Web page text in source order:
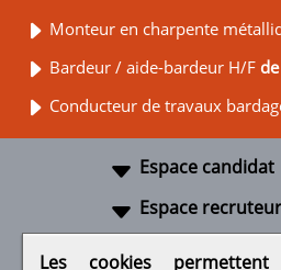
Monteur en charpente
Bardeur / aide-bardeur H/F
Conducteur de travaux
Espace candidat
Espace recruteur
Les cookies